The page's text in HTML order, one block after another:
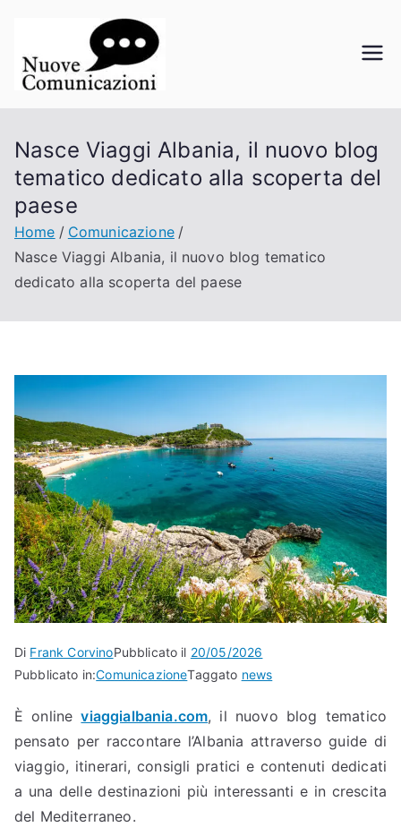
contenuto
oni
La comunicazione a portata di
Nasce Viaggi Albania, il nuovo blog
tematico dedicato alla scoperta del
paese
Home
Comunicazione
Nasce Viaggi Albania, il nuovo blog tematico
dedicato alla scoperta del paese
Di Frank CorvinoPubblicato il 20/05/2026
Pubblicato in:ComunicazioneTaggato news
È onlineviaggialbania.com, il nuovo blog tematico
pensato per raccontare l’Albania attraverso guide di
viaggio, itinerari, consigli pratici e contenuti dedicati
a una delle destinazioni più interessanti e in crescita
del Mediterraneo.